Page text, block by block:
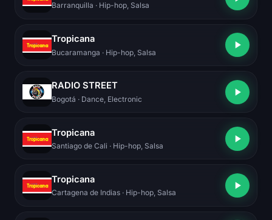
Barranquilla · Hip-hop, Salsa
Tropicana
Bucaramanga · Hip-hop, Salsa
RADIO STREET
Bogotá · Dance, Electronic
Tropicana
Santiago de Cali · Hip-hop, Salsa
Tropicana
Cartagena de Indias · Hip-hop, Salsa